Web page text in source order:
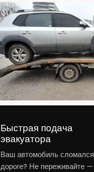
Быстрая подача
эвакуатора
Ваш автомобиль
дороге? Не переживайте —